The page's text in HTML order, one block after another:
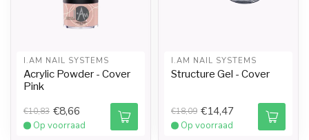
I.AM NAIL SYSTEMS
Acrylic Powder - Cover
Pink
€10,83 €8,66
Op voorraad
I.AM NAIL SYSTEMS
Structure Gel - Cover
€18,09 €14,47
Op voorraad